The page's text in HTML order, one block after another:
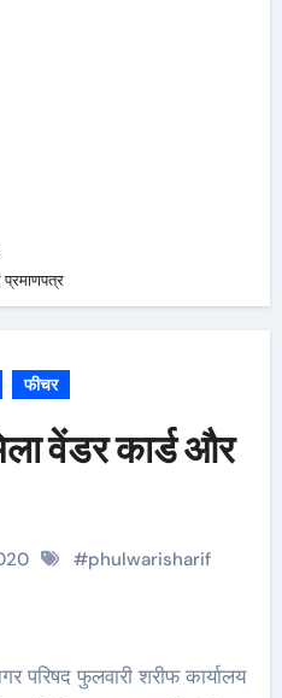
फीचर
वेंडर कार्ड और
#phulwarisharif